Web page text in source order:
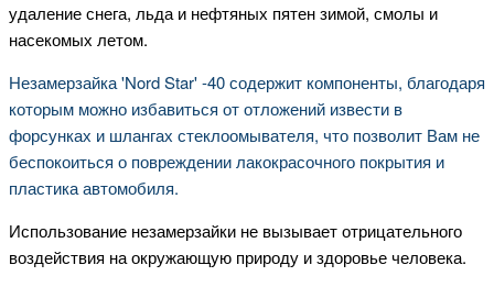
удаление снега, льда и нефтяных пятен зимой, смолы и
насекомых летом.
Незамерзайка 'Nord Star' -40 содержит компоненты, благодаря
которым можно избавиться от отложений извести в
форсунках и шлангах стеклоомывателя, что позволит Вам не
беспокоиться о повреждении лакокрасочного покрытия и
пластика автомобиля.
Использование незамерзайки не вызывает отрицательного
воздействия на окружающую природу и здоровье человека.